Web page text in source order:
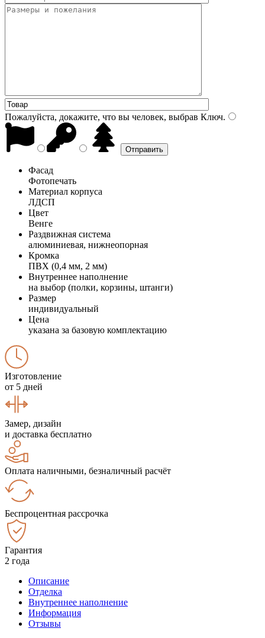
Пожалуйста, докажите, что вы человек, выбрав Ключ.
Фасад
Фотопечать
Материал корпуса
ЛДСП
Цвет
Венге
Раздвижная система
алюминиевая, нижнеопорная
Кромка
ПВХ (0,4 мм, 2 мм)
Внутреннее наполнение
на выбор (полки, корзины, штанги)
Размер
индивидуальный
Цена
указана за базовую комплектацию
Изготовление
от 5 дней
Замер, дизайн
и доставка бесплатно
Оплата наличными, безналичный расчёт
Беспроцентная рассрочка
Гарантия
2 года
Описание
Отделка
Внутреннее наполнение
Информация
Отзывы